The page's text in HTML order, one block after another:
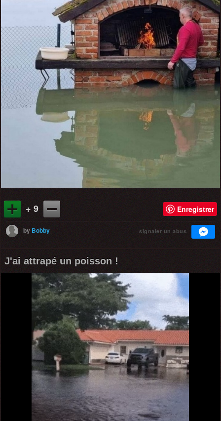
+ 9 Enregistrer
by Bobby signaler un abus
J'ai attrapé un poisson !